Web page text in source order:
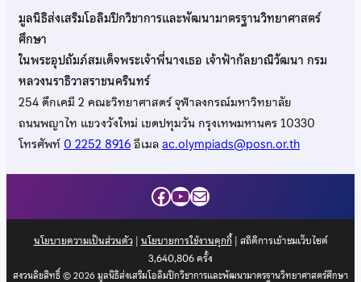
มูลนิธิส่งเสริมโอลิมปิกวิชาการและพัฒนามาตรฐานวิทยาศาสตร์
ศึกษา
ในพระอุปถัมภ์สมเด็จพระเจ้าพี่นางเธอ เจ้าฟ้ากัลยาณิวัฒนา กรม
หลวงนราธิวาสราชนครินทร์
254 ตึกเคมี 2 คณะวิทยาศาสตร์ จุฬาลงกรณ์มหาวิทยาลัย
ถนนพญาไท แขวงวังใหม่ เขตปทุมวัน กรุงเทพมหานคร 10330
โทรศัพท์0 2252 8916อีเมลac.olympiads@posn.or.th
Facebook
YouTube
Mail
นโยบายความเป็นส่วนตัว| นโยบายการใช้งานคุกกี้| สถิติการเข้าชมเว็บไซต์
3,640,806ครั้ง
สงวนลิขสิทธิ์ © 2026 มูลนิธิส่งเสริมโอลิมปิกวิชาการและพัฒนามาตรฐานวิทยาศาสตร์ศึกษา